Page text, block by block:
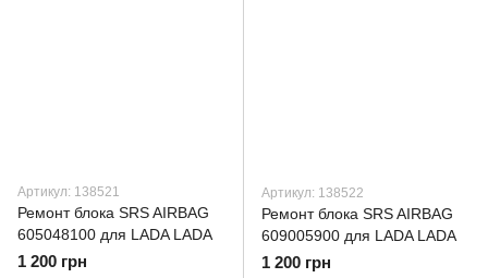
Артикул: 138521
Ремонт блока SRS AIRBAG
605048100 для LADA LADA
1 200 грн
Артикул: 138522
Ремонт блока SRS AIRBAG
609005900 для LADA LADA
1 200 грн